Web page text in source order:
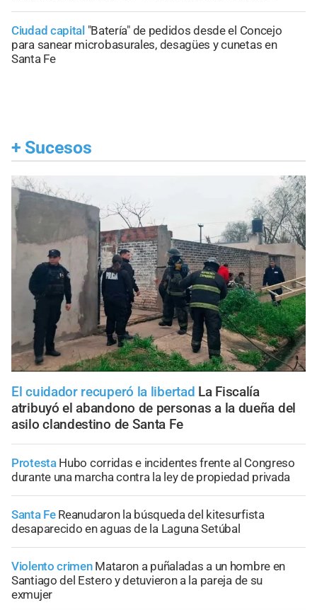
Ciudad capital "Batería" de pedidos desde el Concejo
para sanear microbasurales, desagües y cunetas en
Santa Fe
+ Sucesos
El cuidador recuperó la libertad La Fiscalía
atribuyó el abandono de personas a la dueña del
asilo clandestino de Santa Fe
Protesta Hubo corridas e incidentes frente al Congreso
durante una marcha contra la ley de propiedad privada
Santa Fe Reanudaron la búsqueda del kitesurfista
desaparecido en aguas de la Laguna Setúbal
Violento crimen Mataron a puñaladas a un hombre en
Santiago del Estero y detuvieron a la pareja de su
exmujer